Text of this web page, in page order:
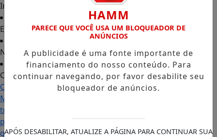
Início
Edições
Notícias
Contato
Carol
Monteiro:
trajetória
política
ganha
HAMM
PARECE QUE VOCÊ USA UM BLOQUEADOR DE
ANÚNCIOS
A publicidade é uma fonte importante de
financiamento do nosso conteúdo. Para
continuar navegando, por favor desabilite seu
bloqueador de anúncios.
APÓS DESABILITAR, ATUALIZE A PÁGINA PARA CONTINUAR SUA